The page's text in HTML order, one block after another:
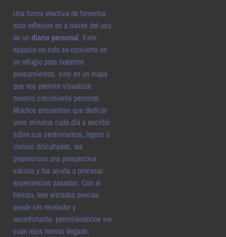
Una forma efectiva de fomentar
esta reflexión es a través del uso
de undiario personal. Este
espacio no solo se convierte en
un refugio para nuestros
pensamientos, sino en un mapa
que nos permite visualizar
nuestro crecimiento personal.
Muchos encuentran que dedicar
unos minutos cada día a escribir
sobre sus sentimientos, logros o
incluso dificultades, les
proporciona una perspectiva
valiosa y los ayuda a procesar
experiencias pasadas. Con el
tiempo, leer entradas previas
puede ser revelador y
reconfortante, permitiéndonos ver
cuán lejos hemos llegado.